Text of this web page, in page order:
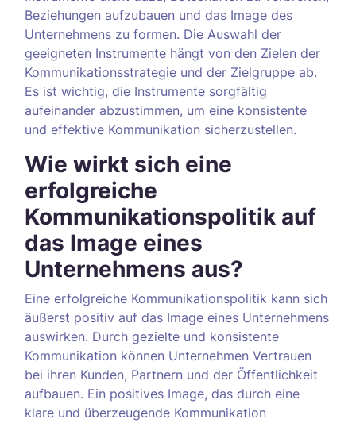
Beziehungen aufzubauen und das Image des
Unternehmens zu formen. Die Auswahl der
geeigneten Instrumente hängt von den Zielen der
Kommunikationsstrategie und der Zielgruppe ab.
Es ist wichtig, die Instrumente sorgfältig
aufeinander abzustimmen, um eine konsistente
und effektive Kommunikation sicherzustellen.
Wie wirkt sich eine
erfolgreiche
Kommunikationspolitik auf
das Image eines
Unternehmens aus?
Eine erfolgreiche Kommunikationspolitik kann sich
äußerst positiv auf das Image eines Unternehmens
auswirken. Durch gezielte und konsistente
Kommunikation können Unternehmen Vertrauen
bei ihren Kunden, Partnern und der Öffentlichkeit
aufbauen. Ein positives Image, das durch eine
klare und überzeugende Kommunikation